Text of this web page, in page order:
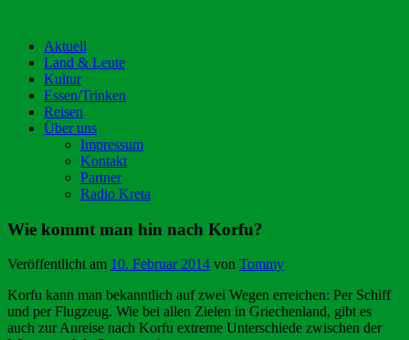
Aktuell
Land & Leute
Kultur
Essen/Trinken
Reisen
Über uns
Impressum
Kontakt
Partner
Radio Kreta
Wie kommt man hin nach Korfu?
Veröffentlicht am 10. Februar 2014 von Tommy
Korfu kann man bekanntlich auf zwei Wegen erreichen: Per Schiff
und per Flugzeug. Wie bei allen Zielen in Griechenland, gibt es
auch zur Anreise nach Korfu extreme Unterschiede zwischen der